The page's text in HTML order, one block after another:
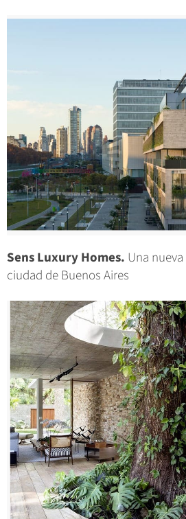
Sens Luxury Homes. Una
ciudad de Buenos Aires